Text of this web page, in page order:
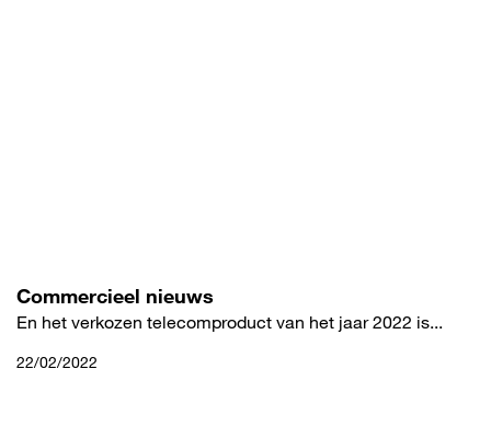
Commercieel nieuws
En het verkozen telecomproduct van het jaar 2022 is...
22/02/2022